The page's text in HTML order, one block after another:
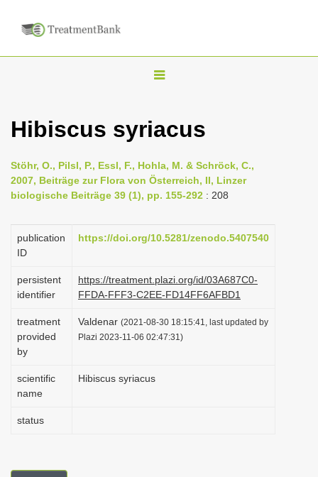
T
g
e
n
v
a
i
Hibiscus syriacus
Stöhr, O., Pilsl, P., Essl, F., Hohla, M. & Schröck, C.,
2007, Beiträge zur Flora von Österreich, II, Linzer
biologische Beiträge 39 (1), pp. 155-292 : 208
publication
ID
https://doi.org/10.5281/zenodo.5407540
persistent
identifier
https://treatment.plazi.org/id/03A687C0-
FFDA-FFF3-C2EE-FD14FF6AFBD1
treatment
provided
by
Valdenar (2021-08-30 18:15:41, last updated by
Plazi 2023-11-06 02:47:31)
scientific
name
Hibiscus syriacus
status